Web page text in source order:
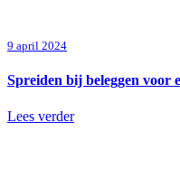
9 april 2024
Spreiden bij beleggen voor
Lees verder